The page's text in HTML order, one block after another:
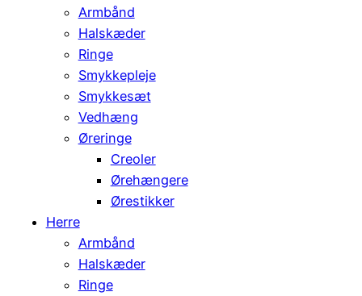
Armbånd
Halskæder
Ringe
Smykkepleje
Smykkesæt
Vedhæng
Øreringe
Creoler
Ørehængere
Ørestikker
Herre
Armbånd
Halskæder
Ringe